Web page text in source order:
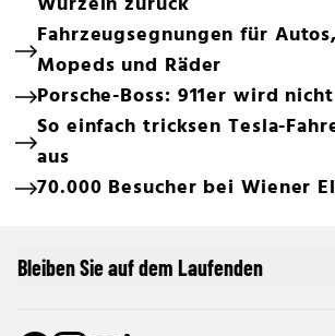
Fahrzeugsegnungen für
Mopeds und Räder
Porsche-Boss: 911er wird
So einfach tricksen Tesla-
aus
70.000 Besucher bei Wiener
Bleiben Sie auf dem Laufenden